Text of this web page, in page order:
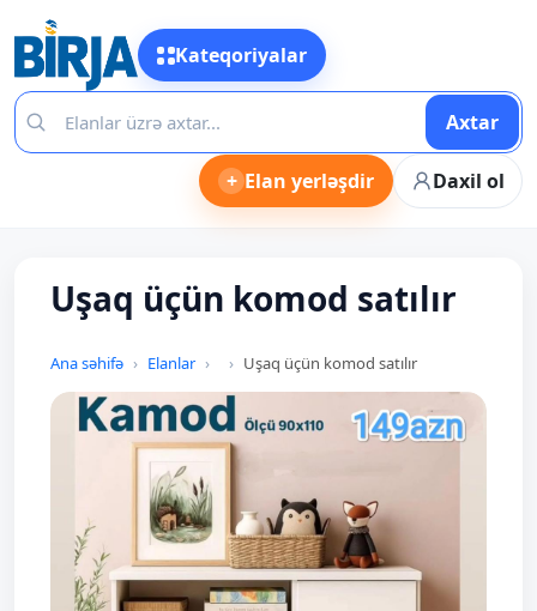
Kateqoriyalar
Axtar
+ Elan yerləşdir Daxil ol
Uşaq üçün komod satılır
Ana səhifə Elanlar Uşaq üçün komod satılır